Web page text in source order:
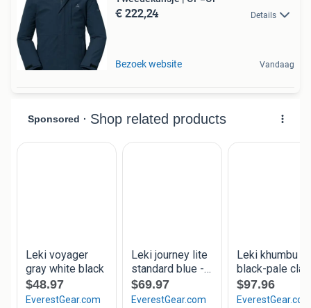
€ 222,24 Details
Bezoek website Vandaag